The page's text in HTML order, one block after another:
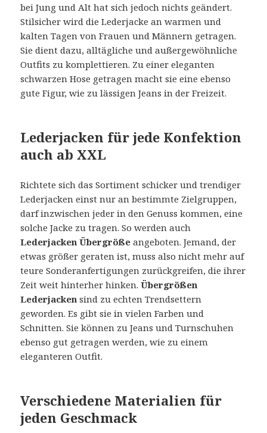
bei Jung und Alt hat sich jedoch nichts geändert.
Stilsicher wird die Lederjacke an warmen und
kalten Tagen von Frauen und Männern getragen.
Sie dient dazu, alltägliche und außergewöhnliche
Outfits zu komplettieren. Zu einer eleganten
schwarzen Hose getragen macht sie eine ebenso
gute Figur, wie zu lässigen Jeans in der Freizeit.
Lederjacken für jede Konfektion
auch ab XXL
Richtete sich das Sortiment schicker und trendiger
Lederjacken einst nur an bestimmte Zielgruppen,
darf inzwischen jeder in den Genuss kommen, eine
solche Jacke zu tragen. So werden auch
Lederjacken Übergröße angeboten. Jemand, der
etwas größer geraten ist, muss also nicht mehr auf
teure Sonderanfertigungen zurückgreifen, die ihrer
Zeit weit hinterher hinken.Übergrößen
Lederjacken sind zu echten Trendsettern
geworden. Es gibt sie in vielen Farben und
Schnitten. Sie können zu Jeans und Turnschuhen
ebenso gut getragen werden, wie zu einem
eleganteren Outfit.
Verschiedene Materialien für
jeden Geschmack